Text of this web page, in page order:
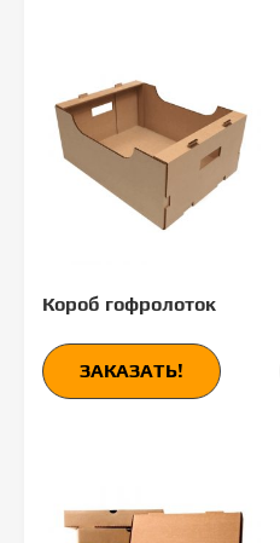
Короб гофролоток
ЗАКАЗАТЬ!